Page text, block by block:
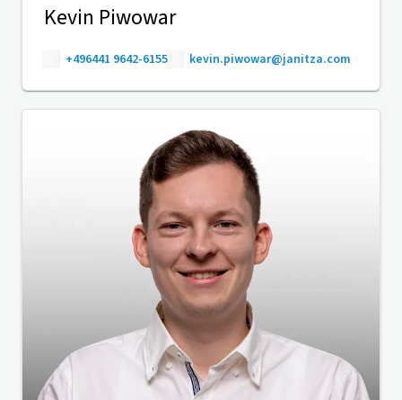
Kevin Piwowar
+496441 9642-6155 kevin.piwowar@janitza.com